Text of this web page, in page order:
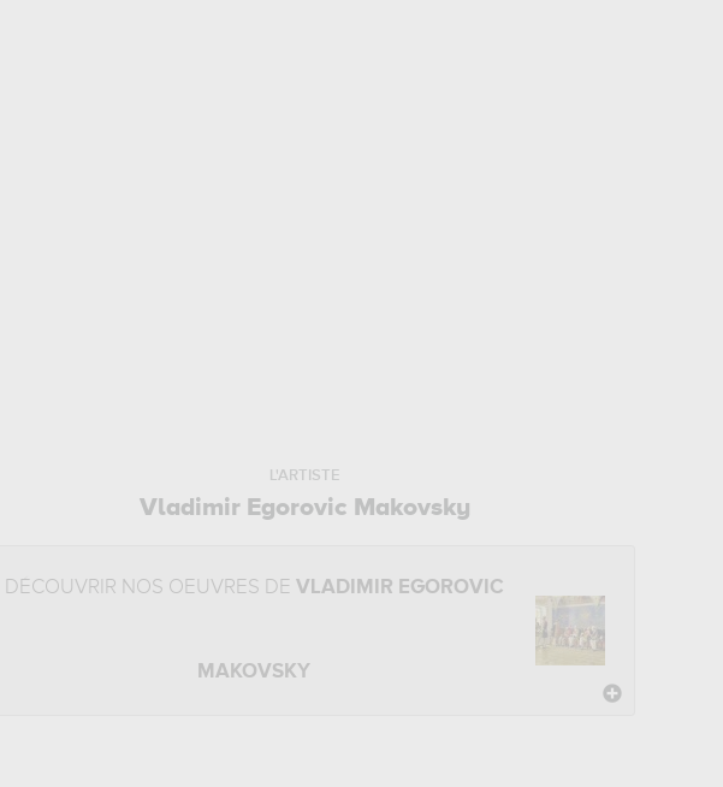
L'ARTISTE
Vladimir Egorovic Makovsky
DÉCOUVRIR NOS OEUVRES DE VLADIMIR EGOROVIC
MAKOVSKY